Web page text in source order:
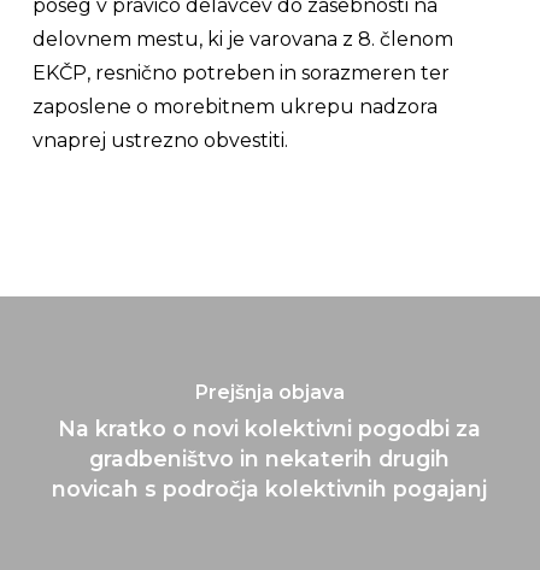
poseg v pravico delavcev do zasebnosti na
delovnem mestu, ki je varovana z 8. členom
EKČP, resnično potreben in sorazmeren ter
zaposlene o morebitnem ukrepu nadzora
vnaprej ustrezno obvestiti.
Prejšnja objava
Na kratko o novi kolektivni pogodbi za
gradbeništvo in nekaterih drugih
novicah s področja kolektivnih pogajanj